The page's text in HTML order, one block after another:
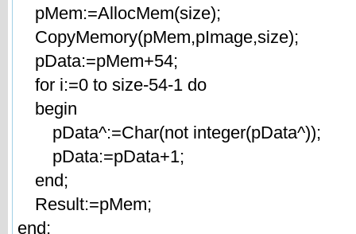
pMem:=AllocMem(size);
CopyMemory(pMem,pImage,size);
pData:=pMem+54;
for i:=0 to size-54-1 do
begin
pData^:=Char(not integer(pData^));
pData:=pData+1;
end;
Result:=pMem;
end;